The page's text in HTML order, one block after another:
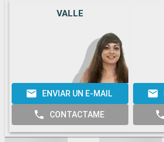
VALLE
ENVIAR UN E-MAIL
CONTACTAME